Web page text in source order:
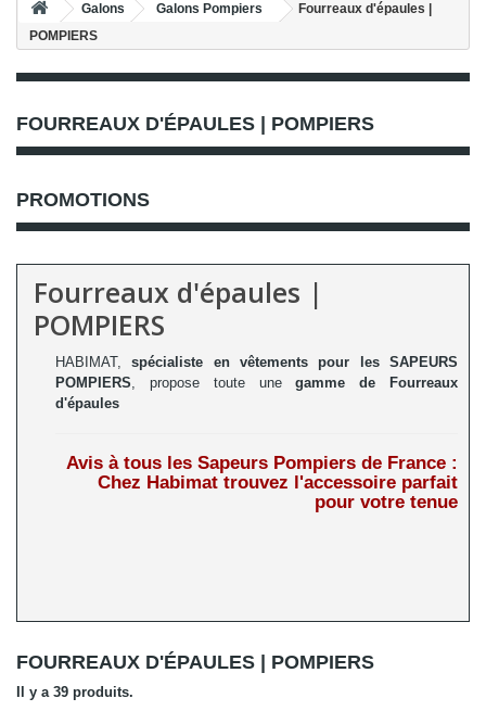
Galons Galons Pompiers
Fourreaux d'épaules |
POMPIERS
FOURREAUX D'ÉPAULES | POMPIERS
PROMOTIONS
Fourreaux d'épaules |
POMPIERS
HABIMAT,spécialiste en vêtements pour les SAPEURS
POMPIERS, propose toute unegamme de Fourreaux
d'épaules
Avis à tous les Sapeurs Pompiers de France :
Chez Habimat trouvez l'accessoire parfait
pour votre tenue
FOURREAUX D'ÉPAULES | POMPIERS
Il y a 39 produits.